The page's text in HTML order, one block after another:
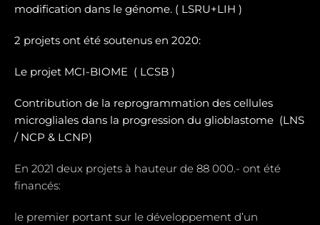
modification dans le génome. ( LSRU+LIH )
2 projets ont été soutenus en 2020:
Le projet MCI-BIOME ( LCSB )
Contribution de la reprogrammation des cellules
microgliales dans la progression du glioblastome (LNS
/ NCP & LCNP)
En 2021 deux projets à hauteur de 88 000.- ont été
financés:
le premier portant sur le développement d’un